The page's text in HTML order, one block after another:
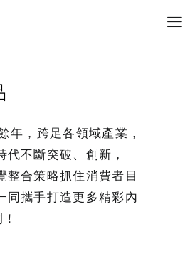
年，跨足各領域產業，
代不斷突破、創新，
整合策略抓住消費者目
同攜手打造更多精彩內